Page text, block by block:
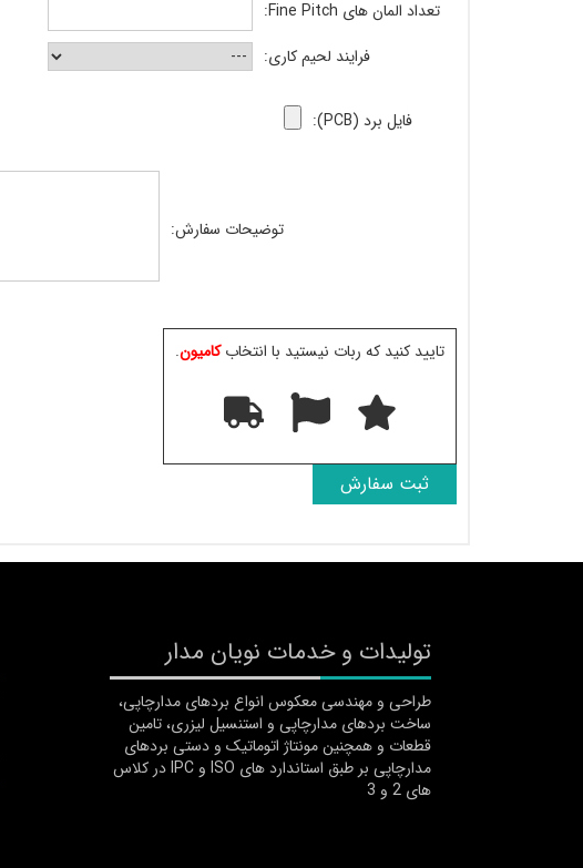
تعداد المان های Fine Pitch:
فرایند لحیم کاری:
فایل برد (PCB):
توضیحات سفارش:
تایید کنید که ربات نیستید با انتخابکامیون.
تولیدات و خدمات نویان مدار
طراحی و مهندسی معکوس انواع بردهای مدارچاپی،
ساخت بردهای مدارچاپی و استنسیل لیزری، تامین
قطعات و همچنین مونتاژ اتوماتیک و دستی بردهای
مدارچاپی بر طبق استاندارد های ISO و IPC در کلاس
های 2 و 3